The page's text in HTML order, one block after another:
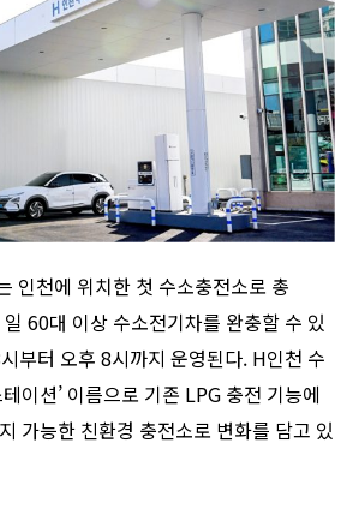
인천에 위치한 첫 수소충전소로 총
60대 이상 수소전기차를 완충할 수 있
부터 오후 8시까지 운영된다. H인천 수
이션’ 이름으로 기존 LPG 충전 기능에
가능한 친환경 충전소로 변화를 담고 있